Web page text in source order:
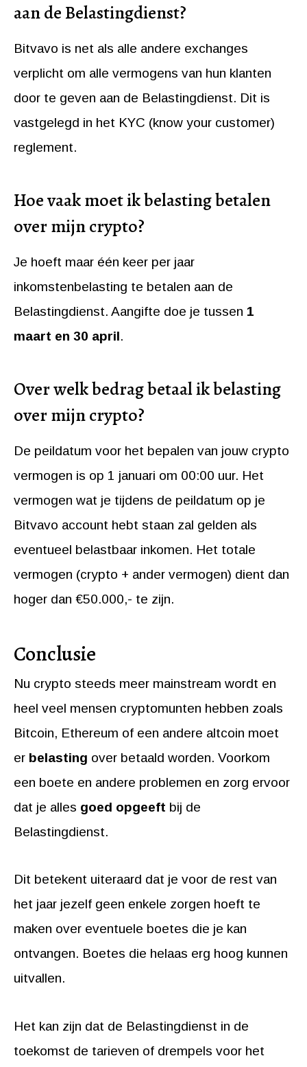
aan de Belastingdienst?
Bitvavo is net als alle andere exchanges
verplicht om alle vermogens van hun klanten
door te geven aan de Belastingdienst. Dit is
vastgelegd in het KYC (know your customer)
reglement.
Hoe vaak moet ik belasting betalen
over mijn crypto?
Je hoeft maar één keer per jaar
inkomstenbelasting te betalen aan de
Belastingdienst. Aangifte doe je tussen 1
maart en 30 april.
Over welk bedrag betaal ik belasting
over mijn crypto?
De peildatum voor het bepalen van jouw crypto
vermogen is op 1 januari om 00:00 uur. Het
vermogen wat je tijdens de peildatum op je
Bitvavo account hebt staan zal gelden als
eventueel belastbaar inkomen. Het totale
vermogen (crypto + ander vermogen) dient dan
hoger dan €50.000,- te zijn.
Conclusie
Nu crypto steeds meer mainstream wordt en
heel veel mensen cryptomunten hebben zoals
Bitcoin, Ethereum of een andere altcoin moet
er belasting over betaald worden. Voorkom
een boete en andere problemen en zorg ervoor
dat je alles goed opgeeft bij de
Belastingdienst.
Dit betekent uiteraard dat je voor de rest van
het jaar jezelf geen enkele zorgen hoeft te
maken over eventuele boetes die je kan
ontvangen. Boetes die helaas erg hoog kunnen
uitvallen.
Het kan zijn dat de Belastingdienst in de
toekomst de tarieven of drempels voor het